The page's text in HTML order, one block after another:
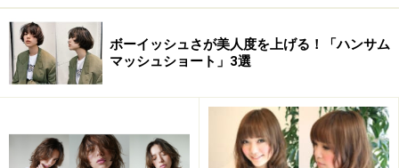
* 髪のクセ なし・ややあり
※記事内容は執筆時点のものです。最新の内容をご確認くださ
ボーイッシュさが美人度を上げる！「ハンサム
マッシュショート」3選